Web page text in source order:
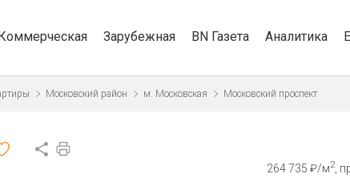
Зарубежная BN Газета Аналитика
Московский район м. Московская Московский проспект
264 735 ₽/м2,